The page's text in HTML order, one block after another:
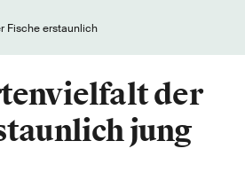
der
jung